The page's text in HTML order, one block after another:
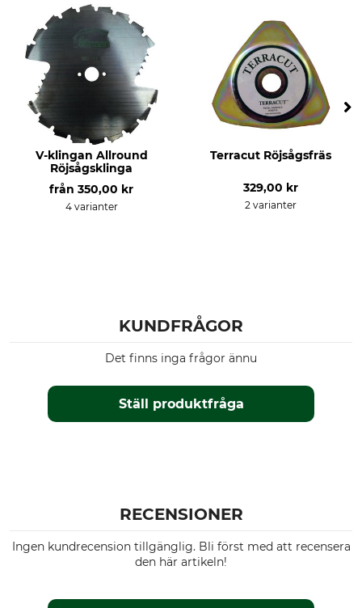
Made in Germany
V-klingan Allround
Röjsågsklinga
från 350,00 kr
4 varianter
Terracut Röjsågsfräs
329,00 kr
2 varianter
KUNDFRÅGOR
Ställ produktfråga
Det finns inga frågor ännu
RECENSIONER
Ingen kundrecension tillgänglig. Bli först med att recensera
den här artikeln!